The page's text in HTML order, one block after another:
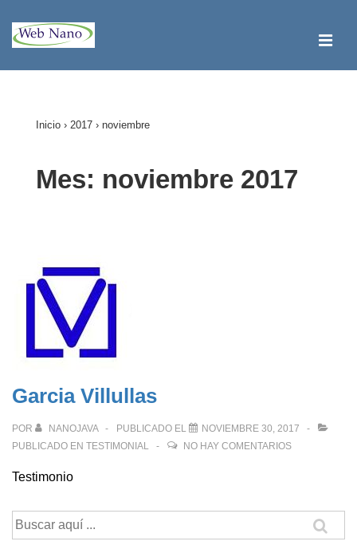
Saltar
Inicio › 2017 › noviembre
Mes: noviembre 2017
Garcia Villullas
POR NANOJAVA PUBLICADO EL
NOVIEMBRE 30, 2017
PUBLICADO EN TESTIMONIAL NO HAY COMENTARIOS
Testimonio
Buscar
por: